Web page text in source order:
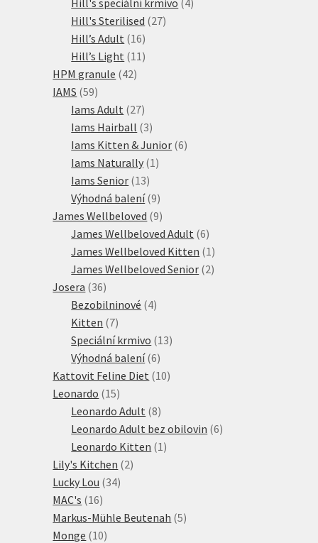
Hill's Sterilised 2727
Hill’s Adult 1616
produktů
Hill’s Light 11 11
HPM granule 4242
IAMS 5959
produktů
Iams Adult 2727
produktů
Iams Hairball 33
produkty
Iams Kitten & Junior 66
Iams Naturally 1 1
Iams Senior 1313
produktů
Výhodná balení 99
produktů
James Wellbeloved 99
produktů
James Wellbeloved Adult 66
produktů
James Wellbeloved Kitten 1 1
produkt
James Wellbeloved Senior 22
Josera 3636
produktů
Bezobilninové 44
Kitten 77
produktů
Speciální krmivo 1313
Výhodná balení 66
produktů
Kattovit Feline Diet 1010
Leonardo 1515
produktů
Leonardo Adult 88
produktů
Leonardo Adult bez obilovin 66
Leonardo Kitten 1 1
Lily's Kitchen 22
Lucky Lou 3434
MAC's 1616
produktů
Markus-Mühle Beutenah 55
Monge 1010